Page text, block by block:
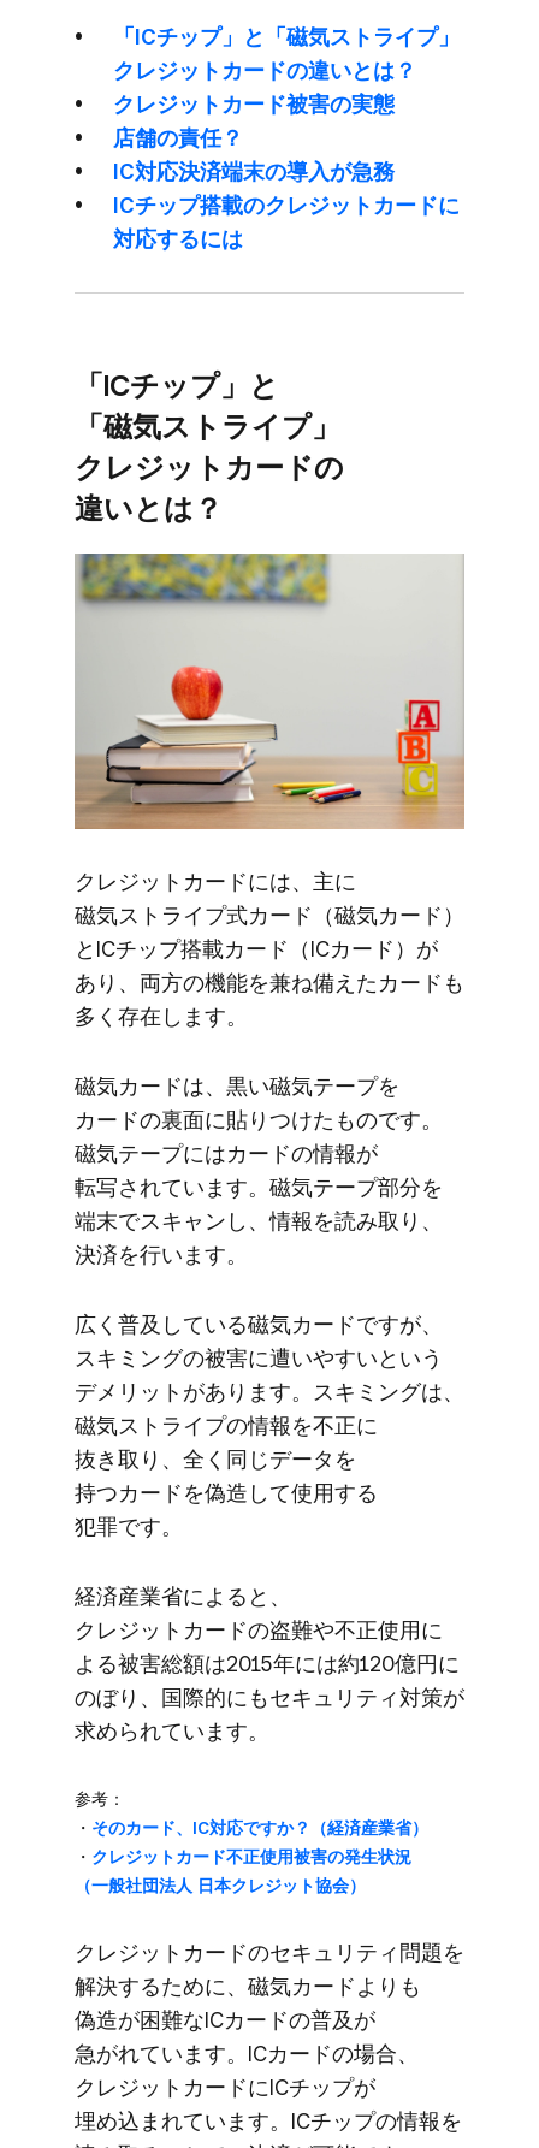
「ICチップ」と​「磁気ストライプ」​
クレジットカードの​違いとは？
クレジットカード被害の​実態
店舗の​責任？
IC対応決済端末の​導入が​急務
ICチップ搭載の​クレジットカードに​
対応するには
「ICチップ」と​
「磁気ストライプ」​
クレジットカードの​
違いとは？
クレジットカードには、​主に​
磁気ストライプ式カード​（磁気カード）
と​ICチップ搭載カード​（ICカード）が​
あり、​両方の​機能を​兼ね備えた​カードも​
多く​存在します。
磁気カードは、​黒い​磁気テープを​
カードの​裏面に​貼りつけた​ものです。​
磁気テープには​カードの​情報が​
転写されています。​磁気テープ部分を​
端末で​スキャンし、​情報を​読み取り、​
決済を​行います。
広く​普及している​磁気カードですが、​
スキミングの​被害に​遭いやすいと​いう​
デメリットが​あります。​スキミングは、​
磁気ストライプの​情報を​不正に​
抜き取り、​全く​同じ​データを​
持つカードを​偽造して​使用する​
犯罪です。
経済産業省に​よると、​
クレジットカードの​盗難や​不正使用に​
よる​被害総額は​2015年には​約120億円に​
の​ぼり、​国際的にも​セキュリティ対策が​
求められています。
参考：
・ ​その​カード、​IC対応ですか？​（経済産業省）
・ クレジットカード不正使用被害の​発生状況​
（一般社団法人 日本クレジット協会）
クレジットカードの​セキュリティ問題を​
解決する​ために、​磁気カードよりも​
偽造が​困難な​ICカードの​普及が​
急がれています。​ICカードの​場合、​
クレジットカードに​ICチップが​
埋め込まれています。​ICチップの​情報を​